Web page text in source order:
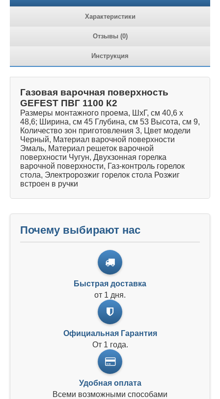
Характеристики
Отзывы (0)
Инструкция
Газовая варочная поверхность
GEFEST ПВГ 1100 К2
Размеры монтажного проема, ШхГ, см 40,6 х
48,6; Ширина, см 45 Глубина, см 53 Высота, см 9,
Количество зон приготовления 3, Цвет модели
Черный, Материал варочной поверхности
Эмаль, Материал решеток варочной
поверхности Чугун, Двухзонная горелка
варочной поверхности, Газ-контроль горелок
стола, Электророзжиг горелок стола Розжиг
встроен в ручки
Почему выбирают нас
Быстрая доставка
от 1 дня.
Официальная Гарантия
От 1 года.
Удобная оплата
Всеми возможными способами